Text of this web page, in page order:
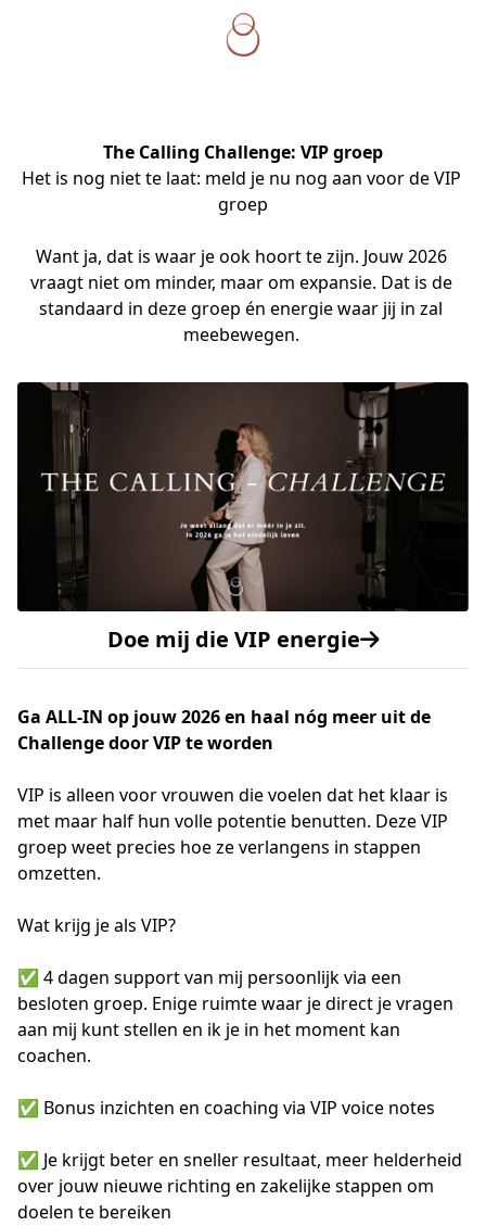
The Calling Challenge: VIP groep
Het is nog niet te laat: meld je nu nog aan voor de VIP
groep
Want ja, dat is waar je ook hoort te zijn. Jouw 2026
vraagt niet om minder, maar om expansie. Dat is de
standaard in deze groep én energie waar jij in zal
meebewegen.
Doe mij die VIP energie
Ga ALL-IN op jouw 2026 en haal nóg meer uit de
Challenge door VIP te worden
VIP is alleen voor vrouwen die voelen dat het klaar is
met maar half hun volle potentie benutten. Deze VIP
groep weet precies hoe ze verlangens in stappen
omzetten.
Wat krijg je als VIP?
✅ 4 dagen support van mij persoonlijk via een
besloten groep. Enige ruimte waar je direct je vragen
aan mij kunt stellen en ik je in het moment kan
coachen.
✅ Bonus inzichten en coaching via VIP voice notes
✅ Je krijgt beter en sneller resultaat, meer helderheid
over jouw nieuwe richting en zakelijke stappen om
doelen te bereiken